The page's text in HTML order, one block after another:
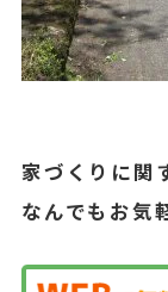
家づくりに関
なんでもお気